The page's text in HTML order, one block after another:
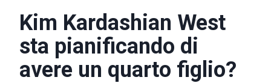
Kim Kardashian West
sta pianificando di
avere un quarto figlio?